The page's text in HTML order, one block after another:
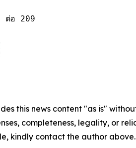
ต่อ 209
this news content "as is"
completeness, legality, or
kindly contact the author above.